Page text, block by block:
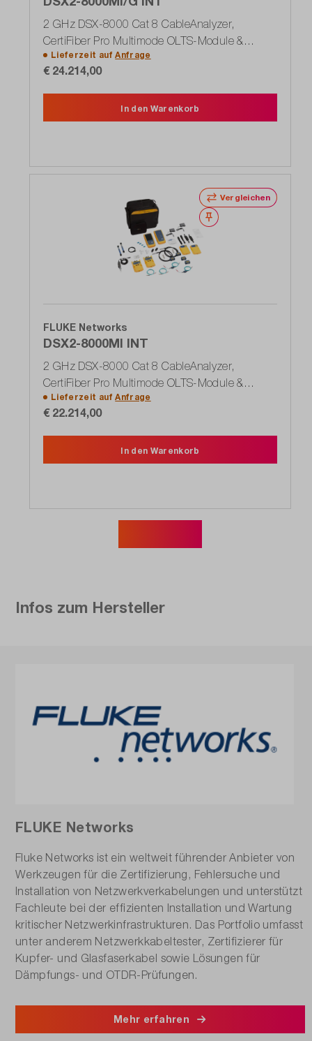
2 GHz DSX-8000 Cat 8 CableAnalyzer,
CertiFiber Pro Multimode OLTS-Module &
Inspektionskamera: WLAN
Lieferzeit aufAnfrage
€ 24.214,00
In den Warenkorb
Vergleichen
Merken
FLUKE Networks
DSX2-8000MI INT
2 GHz DSX-8000 Cat 8 CableAnalyzer,
CertiFiber Pro Multimode OLTS-Module &
Inspektionskamera: WLAN
Lieferzeit aufAnfrage
€ 22.214,00
In den Warenkorb
Infos zum Hersteller
FLUKE Networks
Fluke Networks ist ein weltweit führender Anbieter von
Werkzeugen für die Zertifizierung, Fehlersuche und
Installation von Netzwerkverkabelungen und unterstützt
Fachleute bei der effizienten Installation und Wartung
kritischer Netzwerkinfrastrukturen. Das Portfolio umfasst
unter anderem Netzwerkkabeltester, Zertifizierer für
Kupfer- und Glasfaserkabel sowie Lösungen für
Dämpfungs- und OTDR-Prüfungen.
Mehr erfahren